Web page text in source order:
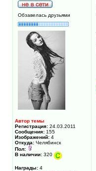
Обзавелась друзьями
Автор темы
Регистрация: 24.03.2011
Сообщения: 155
Изображений: 4
Откуда: Челябинск
Пол:
В наличии: 320
Награды: 4